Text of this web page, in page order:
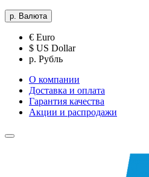
р. Валюта
€ Euro
$ US Dollar
р. Рубль
О компании
Доставка и оплата
Гарантия качества
Акции и распродажи